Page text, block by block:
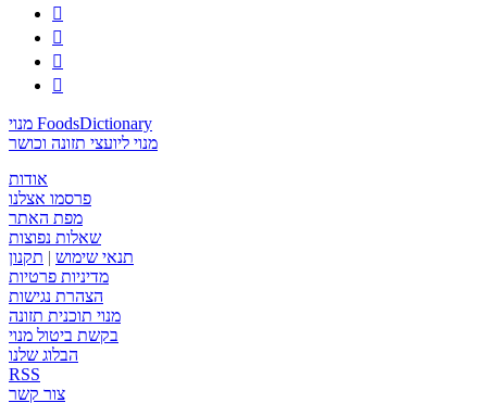




מנוי FoodsDictionary
מנוי ליועצי תזונה וכושר
אודות
פרסמו אצלנו
מפת האתר
שאלות נפוצות
תנאי שימוש | תקנון
מדיניות פרטיות
הצהרת נגישות
מנוי תוכנית תזונה
בקשת ביטול מנוי
הבלוג שלנו
RSS
צור קשר